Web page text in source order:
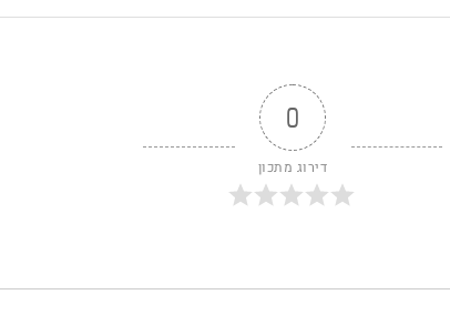
0
דירוג מתכון